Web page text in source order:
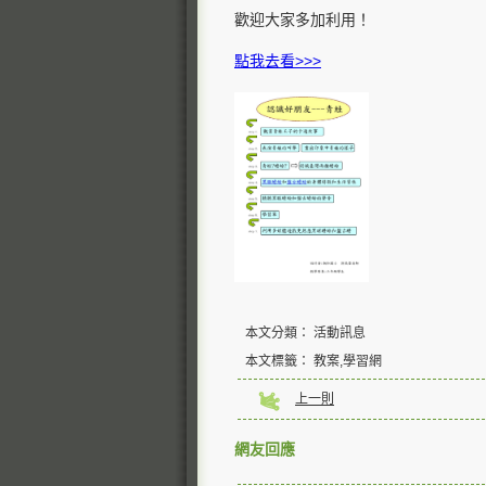
歡迎大家多加利用！
點我去看>>>
本文分類： 活動訊息
本文標籤： 教案,學習網
上一則
網友回應